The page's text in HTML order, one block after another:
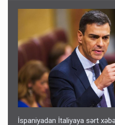
İspaniyadan İtaliyaya sərt